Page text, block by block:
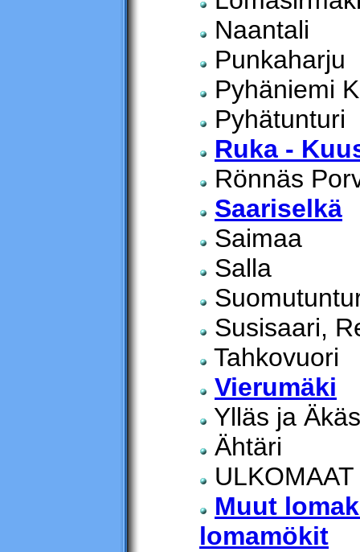
Naantali
Punkaharju
Pyhäniemi
Pyhätunturi
Ruka -
Rönnäs
Saariselkä
Saimaa
Salla
Susisaari,
Tahkovuori
Vierumäki
Ylläs ja
Ähtäri
ULKOMAAT
Muut
lomamökit